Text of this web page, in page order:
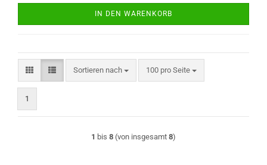
IN DEN WARENKORB
Sortieren nach
Sortieren nach 100 pro Seite
pro Seite
1
1 bis 8 (von insgesamt 8)